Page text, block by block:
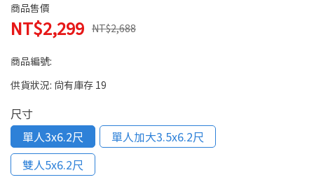
商品售價
NT$2,299 NT$2,688
商品編號:
供貨狀況: 尚有庫存 19
尺寸
單人3x6.2尺
單人加大3.5x6.2尺
雙人5x6.2尺